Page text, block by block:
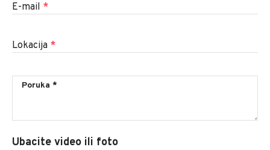
E-mail *
Lokacija *
Ubacite video ili foto